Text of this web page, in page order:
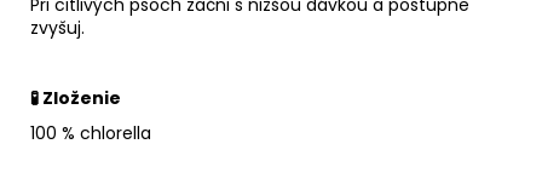
Pri citlivých psoch začni s nižšou dávkou a postupne
zvyšuj.
🧪 Zloženie
100 % chlorella